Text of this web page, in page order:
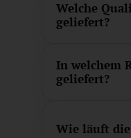
Welche
geliefert?
In welchem
geliefert?
Wie läuft